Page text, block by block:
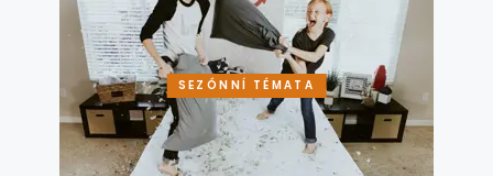
SEZÓNNÍ TÉMATA